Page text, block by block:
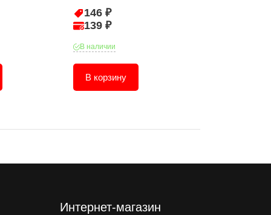
146 ₽
139 ₽
В наличии
В корзину
Интернет-магазин